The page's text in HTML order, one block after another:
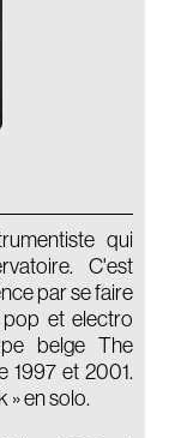
qui
C'est
par se faire
et electro
belge The
1997 et 2001.
» en solo.